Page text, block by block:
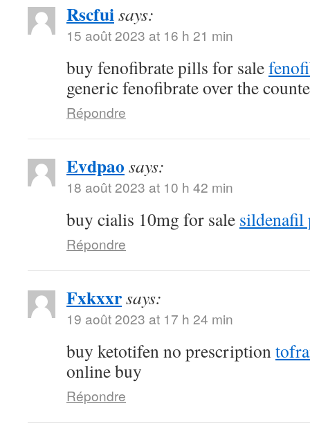
Rscfuisays:
15 août 2023 at 16 h 21 min
buy fenofibrate pills for sale
generic fenofibrate over the
Répondre
Evdpao says:
18 août 2023 at 10 h 42 min
buy cialis 10mg for sale sildenafil
Répondre
Fxkxxrsays:
19 août 2023 at 17 h 24 min
buy ketotifen no prescription
online buy
Répondre